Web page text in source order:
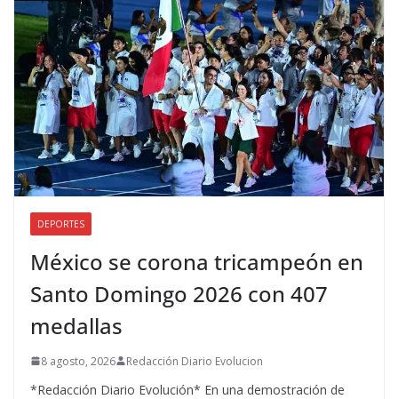
DEPORTES
México se corona tricampeón en
Santo Domingo 2026 con 407
medallas
8 agosto, 2026 Redacción Diario Evolucion
*Redacción Diario Evolución* En una demostración de